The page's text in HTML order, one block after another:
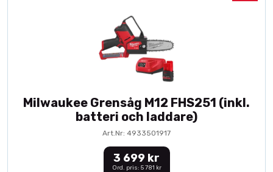
Milwaukee Grensåg M12 FHS251 (inkl.
batteri och laddare)
Art.Nr: 4933501917
3 699 kr
Ord. pris: 5 781 kr